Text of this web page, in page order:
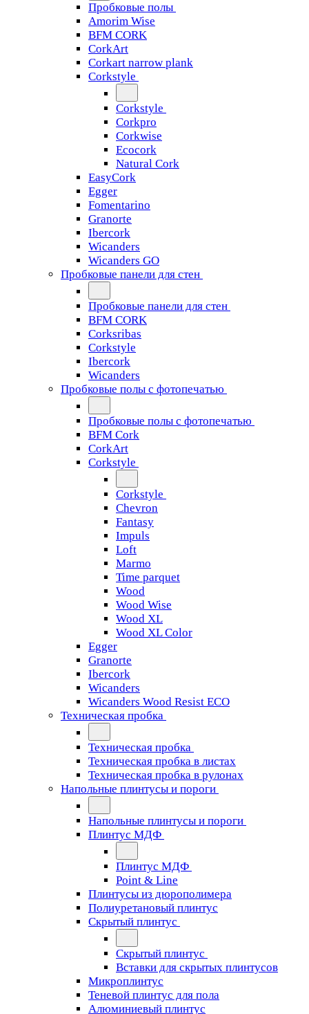
Пробковые полы
Amorim Wise
BFM CORK
CorkArt
Corkart narrow plank
Corkstyle
Corkstyle
Corkpro
Corkwise
Ecocork
Natural Cork
EasyCork
Egger
Fomentarino
Granorte
Ibercork
Wicanders
Wicanders GO
Пробковые панели для стен
Пробковые панели для стен
BFM CORK
Corksribas
Corkstyle
Ibercork
Wicanders
Пробковые полы с фотопечатью
Пробковые полы с фотопечатью
BFM Cork
CorkArt
Corkstyle
Corkstyle
Chevron
Fantasy
Impuls
Loft
Marmo
Time parquet
Wood
Wood Wise
Wood XL
Wood XL Color
Egger
Granorte
Ibercork
Wicanders
Wicanders Wood Resist ECO
Техническая пробка
Техническая пробка
Техническая пробка в листах
Техническая пробка в рулонах
Напольные плинтусы и пороги
Напольные плинтусы и пороги
Плинтус МДФ
Плинтус МДФ
Point & Line
Плинтусы из дюрополимера
Полиуретановый плинтус
Скрытый плинтус
Скрытый плинтус
Вставки для скрытых плинтусов
Микроплинтус
Теневой плинтус для пола
Алюминиевый плинтус